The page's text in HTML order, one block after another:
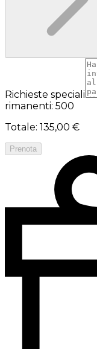
Richieste speciali
rimanenti: 500
Totale: 135,00 €
Prenota